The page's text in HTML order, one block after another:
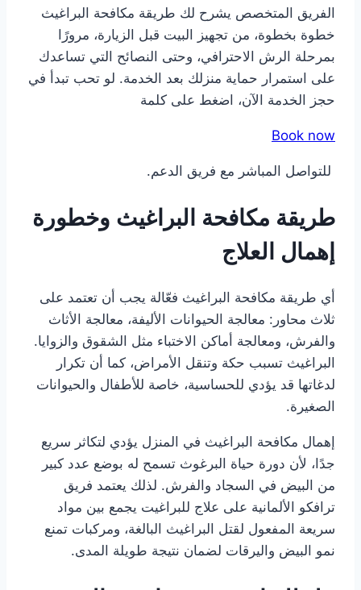
الفريق المتخصص يشرح لك طريقة مكافحة البراغيث​
خطوة بخطوة، من تجهيز البيت قبل الزيارة، مرورًا
بمرحلة الرش الاحترافي، وحتى النصائح التي تساعدك
على استمرار حماية منزلك بعد الخدمة. لو تحب تبدأ في
حجز الخدمة الآن، اضغط على كلمة
Book now
للتواصل المباشر مع فريق الدعم.
طريقة مكافحة البراغيث​ وخطورة
إهمال العلاج
أي طريقة مكافحة البراغيث​ فعّالة يجب أن تعتمد على
ثلاث محاور: معالجة الحيوانات الأليفة، معالجة الأثاث
والفرش، ومعالجة أماكن الاختباء مثل الشقوق والزوايا.
البراغيث تسبب حكة وتنقل الأمراض، كما أن تكرار
لدغاتها قد يؤدي للحساسية، خاصة للأطفال والحيوانات
الصغيرة.
إهمال مكافحة البراغيث في المنزل يؤدي لتكاثر سريع
جدًا، لأن دورة حياة البرغوث تسمح له بوضع عدد كبير
من البيض في السجاد والفرش. لذلك يعتمد فريق
ترافكو الألمانية على علاج للبراغيت يجمع بين مواد
سريعة المفعول لقتل البراغيث البالغة، ومركبات تمنع
نمو البيض واليرقات لضمان نتيجة طويلة المدى.